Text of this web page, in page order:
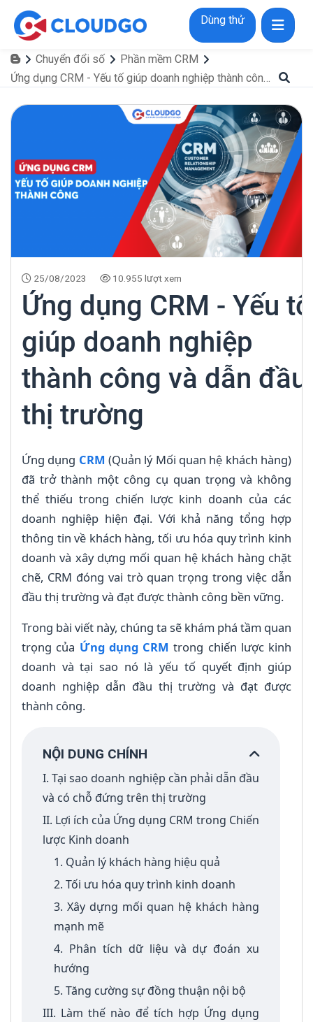
Dùng thử
Chuyển đổi số
Phần mềm CRM
Ứng dụng CRM - Yếu tố giúp doanh nghiệp thành công và dẫn đầu thị trường
25/08/2023 10.955 lượt xem
Ứng dụng CRM - Yếu tố
giúp doanh nghiệp
thành công và dẫn đầu
thị trường
Ứng dụng CRM (Quản lý Mối quan hệ khách hàng)
đã trở thành một công cụ quan trọng và không
thể thiếu trong chiến lược kinh doanh của các
doanh nghiệp hiện đại. Với khả năng tổng hợp
thông tin về khách hàng, tối ưu hóa quy trình kinh
doanh và xây dựng mối quan hệ khách hàng chặt
chẽ, CRM đóng vai trò quan trọng trong việc dẫn
đầu thị trường và đạt được thành công bền vững.
Trong bài viết này, chúng ta sẽ khám phá tầm quan
trọng của Ứng dụng CRM trong chiến lược kinh
doanh và tại sao nó là yếu tố quyết định giúp
doanh nghiệp dẫn đầu thị trường và đạt được
thành công.
NỘI DUNG CHÍNH
I. Tại sao doanh nghiệp cần phải dẫn đầu
và có chỗ đứng trên thị trường
II. Lợi ích của Ứng dụng CRM trong Chiến
lược Kinh doanh
1. Quản lý khách hàng hiệu quả
2. Tối ưu hóa quy trình kinh doanh
3. Xây dựng mối quan hệ khách hàng
mạnh mẽ
4. Phân tích dữ liệu và dự đoán xu
hướng
5. Tăng cường sự đồng thuận nội bộ
III. Làm thế nào để tích hợp Ứng dụng